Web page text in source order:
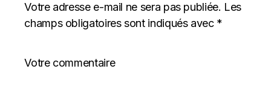
Votre adresse e-mail ne sera pas publiée. Les
champs obligatoires sont indiqués avec *